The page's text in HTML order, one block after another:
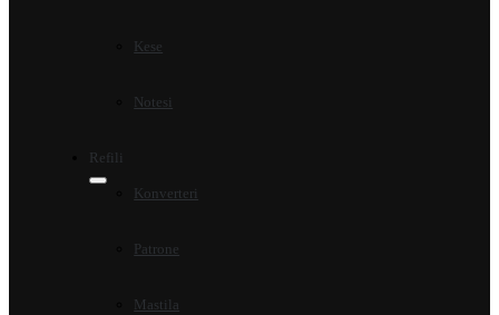
Kese
Notesi
Refili
Konverteri
Patrone
Mastila